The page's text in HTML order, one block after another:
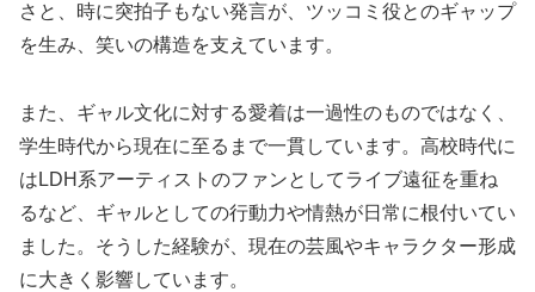
さと、時に突拍子もない発言が、ツッコミ役とのギャップ
を生み、笑いの構造を支えています。
また、ギャル文化に対する愛着は一過性のものではなく、
学生時代から現在に至るまで一貫しています。高校時代に
はLDH系アーティストのファンとしてライブ遠征を重ね
るなど、ギャルとしての行動力や情熱が日常に根付いてい
ました。そうした経験が、現在の芸風やキャラクター形成
に大きく影響しています。